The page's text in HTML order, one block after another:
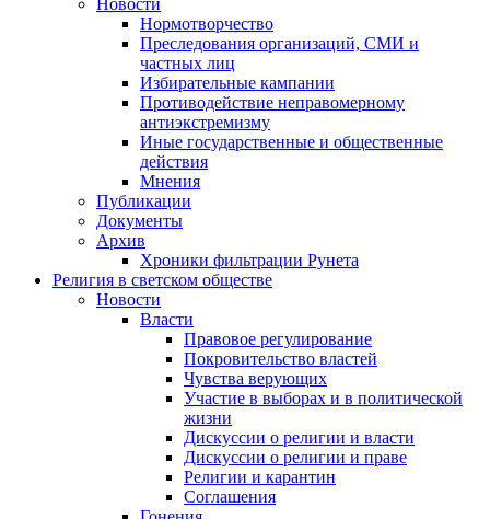
Новости
Нормотворчество
Преследования организаций, СМИ и
частных лиц
Избирательные кампании
Противодействие неправомерному
антиэкстремизму
Иные государственные и общественные
действия
Мнения
Публикации
Документы
Архив
Хроники фильтрации Рунета
Религия в светском обществе
Новости
Власти
Правовое регулирование
Покровительство властей
Чувства верующих
Участие в выборах и в политической
жизни
Дискуссии о религии и власти
Дискуссии о религии и праве
Религии и карантин
Соглашения